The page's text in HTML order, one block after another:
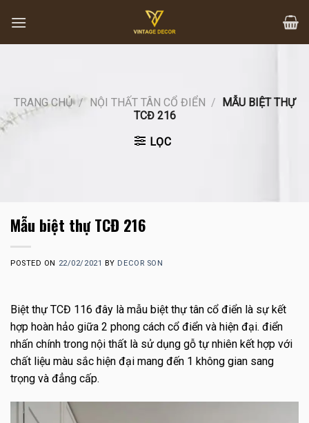
content
TRANG CHỦ / NỘI THẤT TÂN CỔ ĐIỂN / MẪU BIỆT THỰ
TCĐ 216
LỌC
Mẫu biệt thự TCĐ 216
POSTED ON 22/02/2021 BY DECOR SON
Biệt thự TCĐ 116 đây là mẫu biệt thự tân cổ điển là sự kết
hợp hoàn hảo giữa 2 phong cách cổ điển và hiện đại. điển
nhấn chính trong nội thất là sử dụng gỗ tự nhiên kết hợp với
chất liệu màu sắc hiện đại mang đến 1 không gian sang
trọng và đẳng cấp.